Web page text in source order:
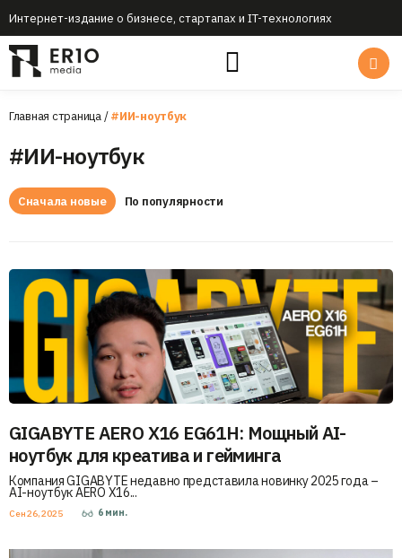
Интернет-издание о бизнесе, стартапах и IT-технологиях
Главная страница/#ИИ-ноутбук
#ИИ-ноутбук
Сначала новые По популярности
GIGABYTE AERO X16 EG61H: Мощный AI-
ноутбук для креатива и гейминга
Компания GIGABYTE недавно представила новинку 2025 года –
AI-ноутбук AERO X16...
Сен 26, 2025 6 мин.